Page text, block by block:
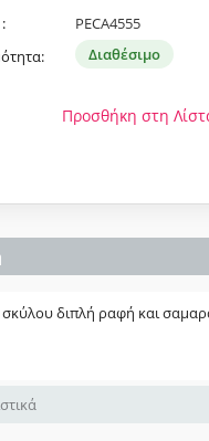
PECA4555
Διαθέσιμο
Προσθήκη στη
σκύλου διπλή ραφή και